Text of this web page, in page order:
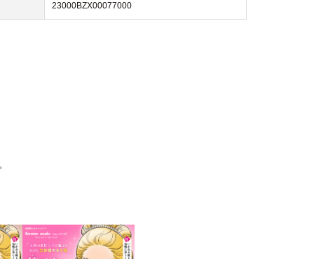
23000BZX00077000